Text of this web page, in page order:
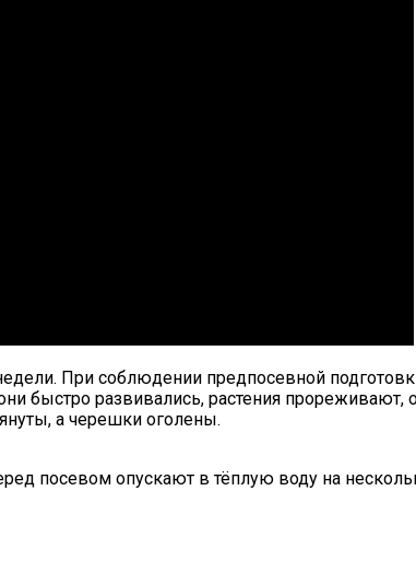
При соблюдении предпосевной
быстро развивались, растения
а черешки оголены.
посевом опускают в тёплую воду на